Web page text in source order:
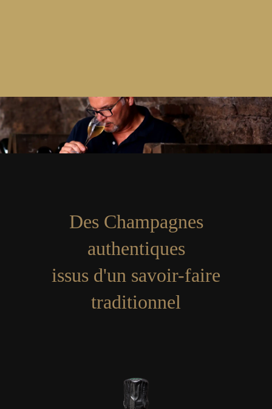
Des Champagnes
authentiques
issus d'un savoir-faire
traditionnel